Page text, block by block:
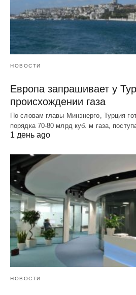
НОВОСТИ
Европа запрашивает у
происхождении газа
По словам главы Минэнерго, Турция
порядка 70-80 млрд куб. м газа,
1 день ago
НОВОСТИ